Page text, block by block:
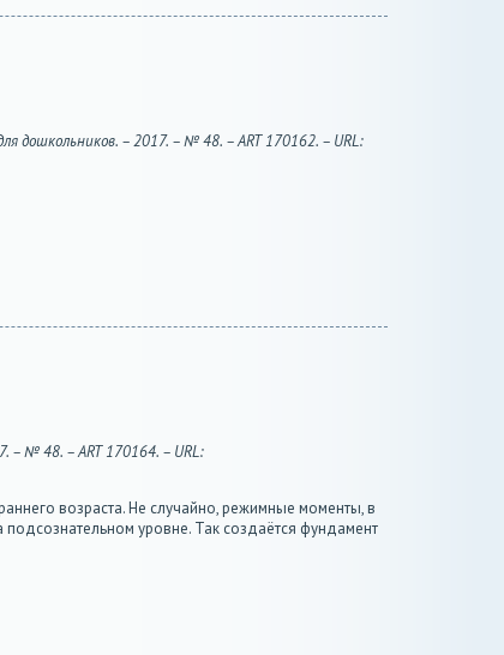
дошкольников. – 2017. – № 48. – ART 170162. – URL:
– № 48. – ART 170164. – URL:
возраста. Не случайно, режимные моменты, в
уровне. Так создаётся фундамент